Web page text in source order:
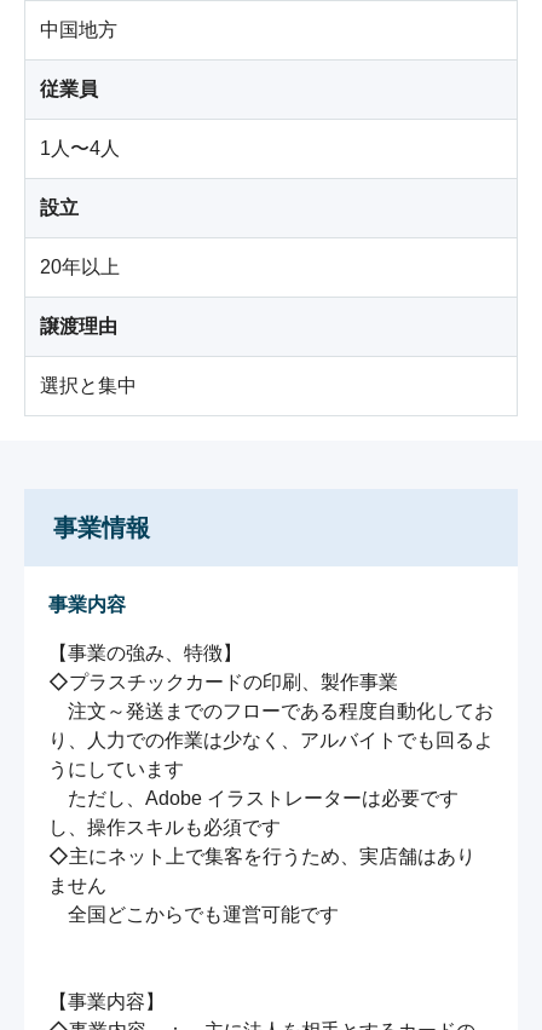
中国地方
従業員
1人〜4人
設立
20年以上
譲渡理由
選択と集中
事業情報
事業内容
【事業の強み、特徴】
◇プラスチックカードの印刷、製作事業
注文～発送までのフローである程度自動化してお
り、人力での作業は少なく、アルバイトでも回るよ
うにしています
ただし、Adobe イラストレーターは必要です
し、操作スキルも必須です
◇主にネット上で集客を行うため、実店舗はあり
ません
全国どこからでも運営可能です
【事業内容】